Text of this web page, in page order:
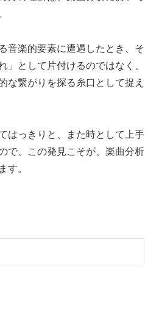
音楽的要素に遭遇したとき、そ
」として片付けるのではなく、
な繋がりを探る糸口として捉え
はっきりと、また時として上手
で、この発見こそが、楽曲分析
す。